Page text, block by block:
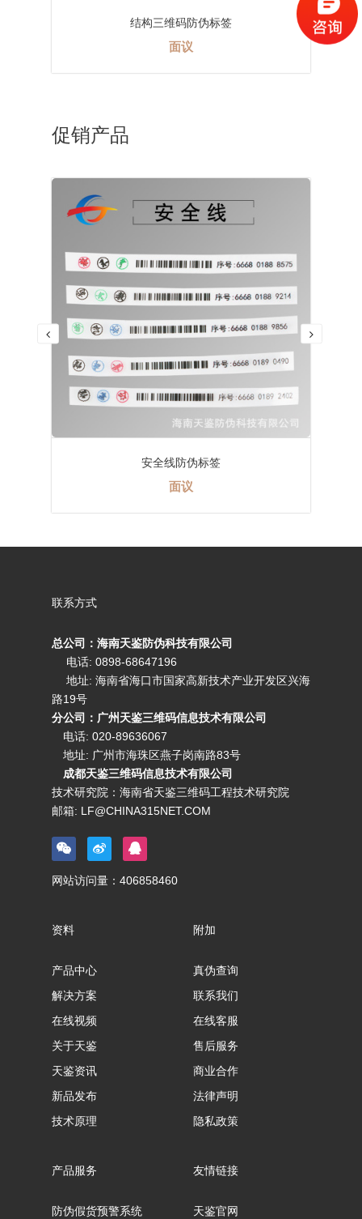
结构三维码防伪标签
面议
促销产品
安全线防伪标签
面议
联系方式
总公司：海南天鉴防伪科技有限公司
电话: 0898-68647196
地址: 海南省海口市国家高新技术产业开发区兴海
路19号
分公司：广州天鉴三维码信息技术有限公司
电话: 020-89636067
地址: 广州市海珠区燕子岗南路83号
成都天鉴三维码信息技术有限公司
技术研究院：海南省天鉴三维码工程技术研究院
邮箱: LF@CHINA315NET.COM
网站访问量： 406858460
资料
产品中心
解决方案
在线视频
关于天鉴
天鉴资讯
新品发布
技术原理
附加
真伪查询
联系我们
在线客服
售后服务
商业合作
法律声明
隐私政策
产品服务
防伪假货预警系统
友情链接
天鉴官网